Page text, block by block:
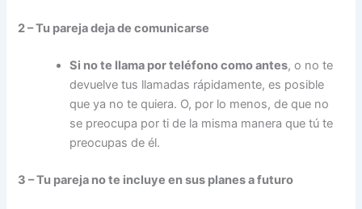
2 – Tu pareja deja de comunicarse
Si no te llama por teléfono como antes, o no te
devuelve tus llamadas rápidamente, es posible
que ya no te quiera. O, por lo menos, de que no
se preocupa por ti de la misma manera que tú te
preocupas de él.
3 – Tu pareja no te incluye en sus planes a futuro